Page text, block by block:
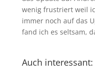
wenig frustriert weil
immer noch auf das
fand ich es seltsam,
Auch interessant: